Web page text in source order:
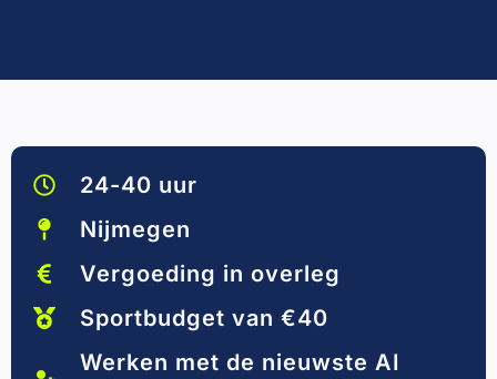
24-40 uur
Nijmegen
Vergoeding in overleg
Sportbudget van €40
Werken met de nieuwste AI